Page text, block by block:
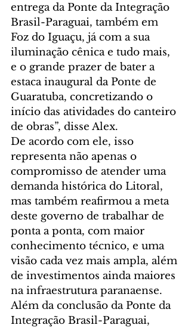
entrega da Ponte da Integração
Brasil-Paraguai, também em
Foz do Iguaçu, já com a sua
iluminação cênica e tudo mais,
e o grande prazer de bater a
estaca inaugural da Ponte de
Guaratuba, concretizando o
início das atividades do canteiro
de obras”, disse Alex.
De acordo com ele, isso
representa não apenas o
compromisso de atender uma
demanda histórica do Litoral,
mas também reafirmou a meta
deste governo de trabalhar de
ponta a ponta, com maior
conhecimento técnico, e uma
visão cada vez mais ampla, além
de investimentos ainda maiores
na infraestrutura paranaense.
Além da conclusão da Ponte da
Integração Brasil-Paraguai,